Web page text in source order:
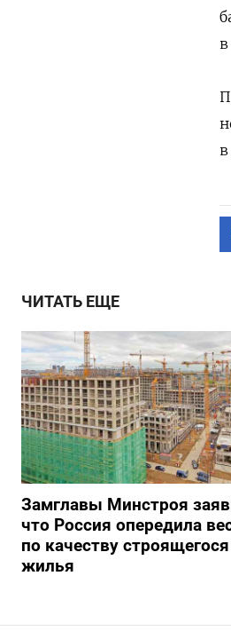
ЧИТАТЬ ЕЩЕ
Замглавы Минстроя
что Россия опередила
по качеству строящегося
жилья